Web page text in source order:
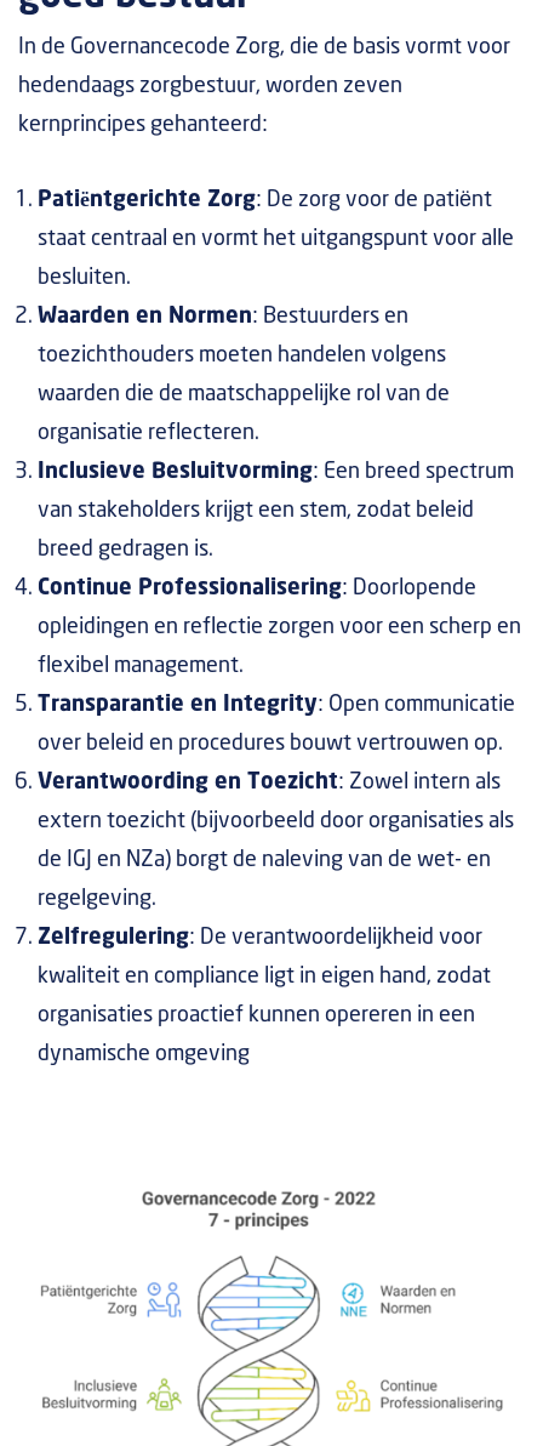
In de Governancecode Zorg, die de basis vormt voor
hedendaags zorgbestuur, worden zeven
kernprincipes gehanteerd:
Patiëntgerichte Zorg: De zorg voor de patiënt
staat centraal en vormt het uitgangspunt voor alle
besluiten.
Waarden en Normen: Bestuurders en
toezichthouders moeten handelen volgens
waarden die de maatschappelijke rol van de
organisatie reflecteren.
Inclusieve Besluitvorming: Een breed spectrum
van stakeholders krijgt een stem, zodat beleid
breed gedragen is.
Continue Professionalisering: Doorlopende
opleidingen en reflectie zorgen voor een scherp en
flexibel management.
Transparantie en Integrity: Open communicatie
over beleid en procedures bouwt vertrouwen op.
Verantwoording en Toezicht: Zowel intern als
extern toezicht (bijvoorbeeld door organisaties als
de IGJ en NZa) borgt de naleving van de wet- en
regelgeving.
Zelfregulering: De verantwoordelijkheid voor
kwaliteit en compliance ligt in eigen hand, zodat
organisaties proactief kunnen opereren in een
dynamische omgeving